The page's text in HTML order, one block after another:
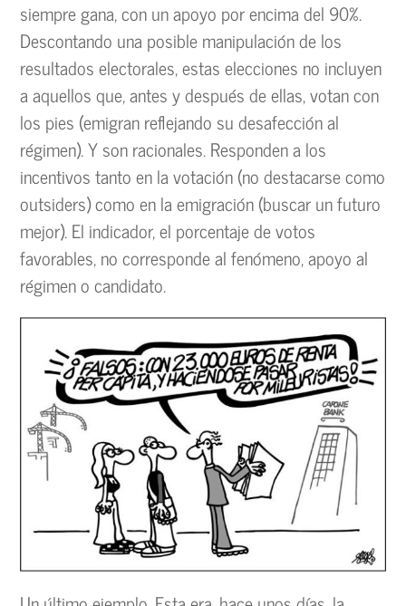
siempre gana, con un apoyo por encima del 90%.
Descontando una posible manipulación de los
resultados electorales, estas elecciones no incluyen
a aquellos que, antes y después de ellas, votan con
los pies (emigran reflejando su desafección al
régimen). Y son racionales. Responden a los
incentivos tanto en la votación (no destacarse como
outsiders) como en la emigración (buscar un futuro
mejor). El indicador, el porcentaje de votos
favorables, no corresponde al fenómeno, apoyo al
régimen o candidato.